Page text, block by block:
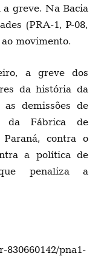
a greve. Na Bacia
(PRA-1, P-08,
movimento.
a greve dos
da história da
demissões de
da Fábrica de
contra o
a política de
penaliza a
830660142/pna1-